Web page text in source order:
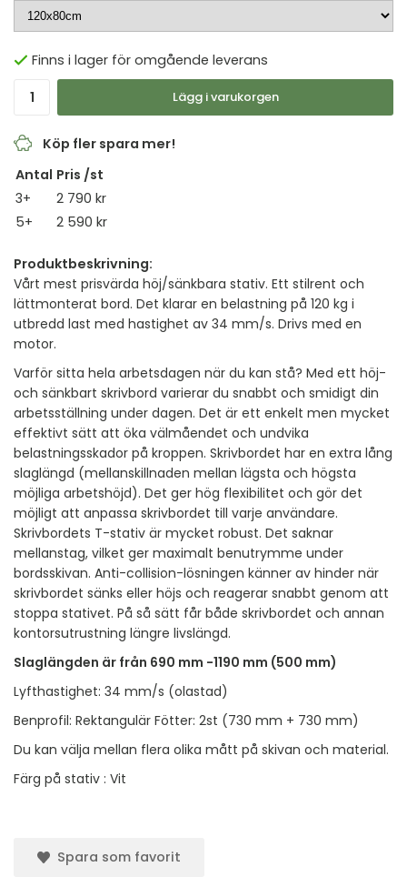
Finns i lager för omgående leverans
Lägg i varukorgen
Köp fler spara mer!
Antal Pris /st
3+
2 790 kr
5+
2 590 kr
Produktbeskrivning:
Vårt mest prisvärda höj/sänkbara stativ. Ett stilrent och
lättmonterat bord. Det klarar en belastning på 120 kg i
utbredd last med hastighet av 34 mm/s. Drivs med en
motor.
Varför sitta hela arbetsdagen när du kan stå? Med ett höj-
och sänkbart skrivbord varierar du snabbt och smidigt din
arbetsställning under dagen. Det är ett enkelt men mycket
effektivt sätt att öka välmåendet och undvika
belastningsskador på kroppen. Skrivbordet har en extra lång
slaglängd (mellanskillnaden mellan lägsta och högsta
möjliga arbetshöjd). Det ger hög flexibilitet och gör det
möjligt att anpassa skrivbordet till varje användare.
Skrivbordets T-stativ är mycket robust. Det saknar
mellanstag, vilket ger maximalt benutrymme under
bordsskivan. Anti-collision-lösningen känner av hinder när
skrivbordet sänks eller höjs och reagerar snabbt genom att
stoppa stativet. På så sätt får både skrivbordet och annan
kontorsutrustning längre livslängd.
Slaglängden är från 690 mm -1190 mm (500 mm)
Lyfthastighet: 34 mm/s (olastad)
Benprofil: Rektangulär Fötter: 2st (730 mm + 730 mm)
Du kan välja mellan flera olika mått på skivan och material.
Färg på stativ : Vit
Spara som favorit